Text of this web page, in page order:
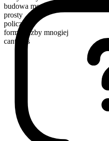
budowa morfologiczna
prosty
policzalny
forma liczby mnogiej
canteens